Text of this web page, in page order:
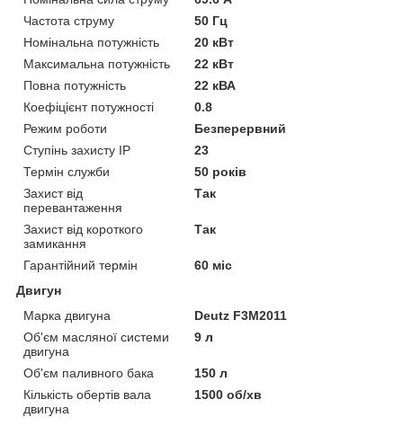
Частота струму
50 Гц
Номінальна потужність
20 кВт
Максимальна потужність
22 кВт
Повна потужність
22 кВА
Коефіцієнт потужності
0.8
Режим роботи
Безперервний
Ступінь захисту IP
23
Термін служби
50 років
Захист від
перевантаження
Так
Захист від короткого
замикання
Так
Гарантійний термін
60 міс
Двигун
Марка двигуна
Deutz F3M2011
Об'єм масляної системи
двигуна
9 л
Об'єм паливного бака
150 л
Кількість обертів вала
двигуна
1500 об/хв